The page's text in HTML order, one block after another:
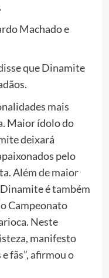
Machado e
que Dinamite
mais
Maior ídolo do
deixará
pelo
Além de maior
é também
Campeonato
Neste
manifesto
fãs”, afirmou o